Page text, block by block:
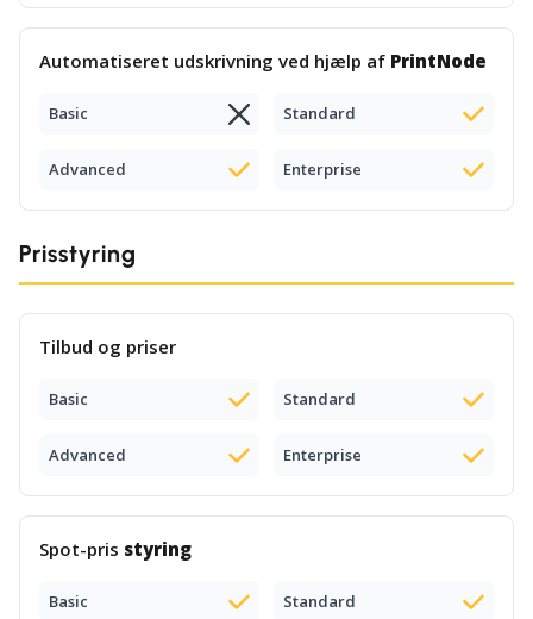
Automatiseret udskrivning ved hjælp af PrintNode
Basic Standard
Advanced Enterprise
Prisstyring
Tilbud og priser
Basic Standard
Advanced Enterprise
Spot-pris styring
Basic Standard